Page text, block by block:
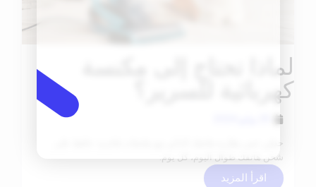
لماذا تحتاج إلى مكنسة
كهربائية للسرير؟
حسّن عمر بطارية هاتفك الذكي مع ملحقات فاخرة. حافظ على
شحن هاتفك طوال اليوم، كل يوم.
اقرأ المزيد